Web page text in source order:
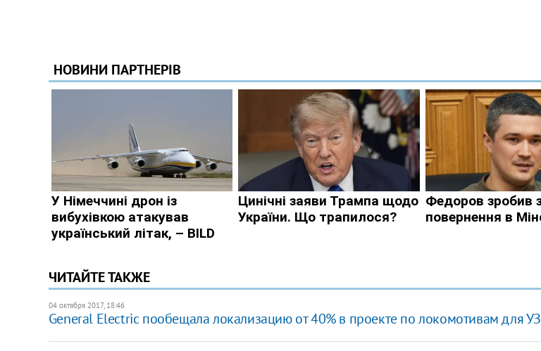
ЧИТАЙТЕ ТАКЖЕ
04 октября 2017, 18:46
General Electric пообещала локализацию от 40% в проекте по локомотивам для УЗ